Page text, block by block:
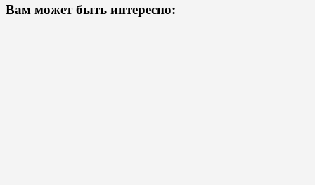
Вам может быть интересно: